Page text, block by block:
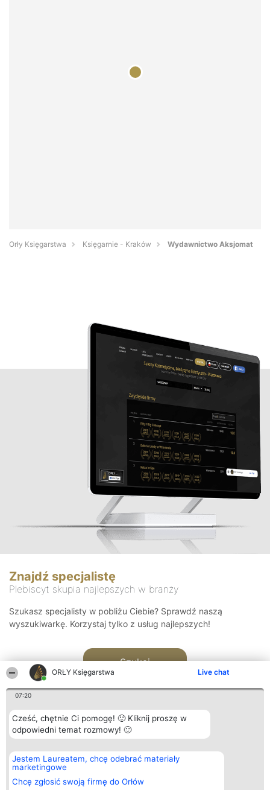
ORŁY Księgarstwa Live chat
07:20
Cześć, chętnie Ci pomogę! 🙂 Kliknij proszę w
odpowiedni temat rozmowy! 🙂
Jestem Laureatem, chcę odebrać materiały
marketingowe
Chcę zgłosić swoją firmę do Orłów
Orły Księgarstwa Księgarnie - Kraków Wydawnictwo Aksjomat
Znajdź specjalistę
Plebiscyt skupia najlepszych w branży
Szukasz specjalisty w pobliżu Ciebie? Sprawdź naszą
wyszukiwarkę. Korzystaj tylko z usług najlepszych!
Szukaj
Organizator plebiscytu
Bright Side Solutions sp. z o.
o. sp. k.
ul. Ruska 22
Wrocław 50-079
Plebiscyt
Laureaci
wszystkich
Laureatów
Kontakt
Kontakt